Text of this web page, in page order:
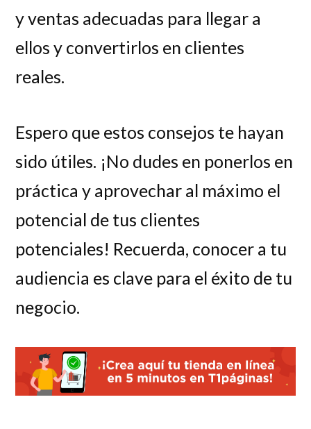
y ventas adecuadas para llegar a
ellos y convertirlos en clientes
reales.
Espero que estos consejos te hayan
sido útiles. ¡No dudes en ponerlos en
práctica y aprovechar al máximo el
potencial de tus clientes
potenciales! Recuerda, conocer a tu
audiencia es clave para el éxito de tu
negocio.